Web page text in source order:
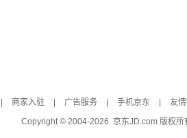
商家入驻 广告服务 手机京东 友
Copyright © 2004-2026 京东JD.com 版权所